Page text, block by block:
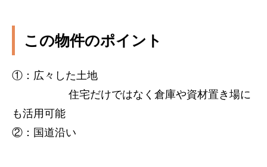
この物件のポイント
①：広々した土地
住宅だけではなく倉庫や資材置き場に
も活用可能
②：国道沿い